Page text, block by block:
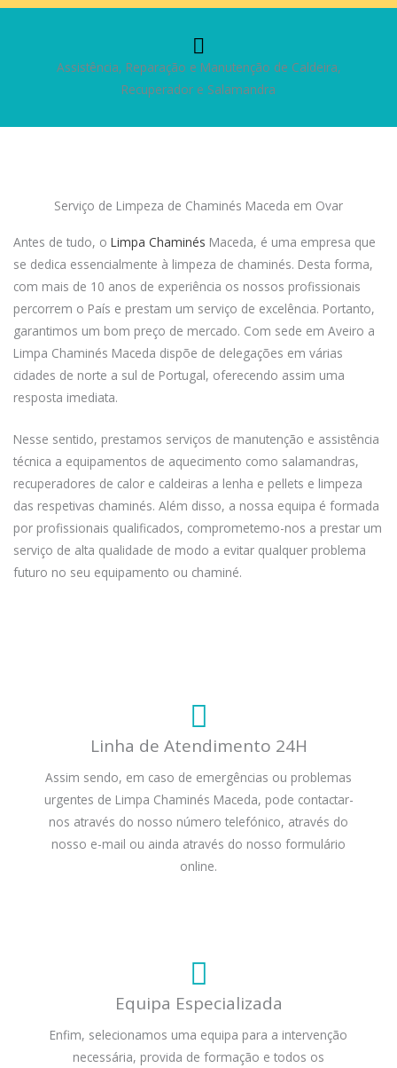
Assistência, Reparação e Manutenção de Caldeira,
Recuperador e Salamandra
Serviço de Limpeza de Chaminés Maceda em Ovar
Antes de tudo, o Limpa Chaminés Maceda, é uma empresa que
se dedica essencialmente à limpeza de chaminés. Desta forma,
com mais de 10 anos de experiência os nossos profissionais
percorrem o País e prestam um serviço de excelência. Portanto,
garantimos um bom preço de mercado. Com sede em Aveiro a
Limpa Chaminés Maceda dispõe de delegações em várias
cidades de norte a sul de Portugal, oferecendo assim uma
resposta imediata.
Nesse sentido, prestamos serviços de manutenção e assistência
técnica a equipamentos de aquecimento como salamandras,
recuperadores de calor e caldeiras a lenha e pellets e limpeza
das respetivas chaminés. Além disso, a nossa equipa é formada
por profissionais qualificados, comprometemo-nos a prestar um
serviço de alta qualidade de modo a evitar qualquer problema
futuro no seu equipamento ou chaminé.
Linha de Atendimento 24H
Assim sendo, em caso de emergências ou problemas
urgentes de Limpa Chaminés Maceda, pode contactar-
nos através do nosso número telefónico, através do
nosso e-mail ou ainda através do nosso formulário
online.
Equipa Especializada
Enfim, selecionamos uma equipa para a intervenção
necessária, provida de formação e todos os